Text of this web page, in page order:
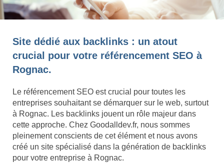
Site dédié aux backlinks : un atout
crucial pour votre référencement SEO à
Rognac.
Le référencement SEO est crucial pour toutes les
entreprises souhaitant se démarquer sur le web, surtout
à Rognac. Les backlinks jouent un rôle majeur dans
cette approche. Chez Goodalldev.fr, nous sommes
pleinement conscients de cet élément et nous avons
créé un site spécialisé dans la génération de backlinks
pour votre entreprise à Rognac.